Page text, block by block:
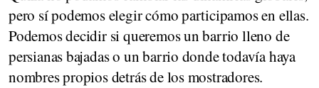
pero sí podemos elegir cómo participamos en ellas.
Podemos decidir si queremos un barrio lleno de
persianas bajadas o un barrio donde todavía haya
nombres propios detrás de los mostradores.